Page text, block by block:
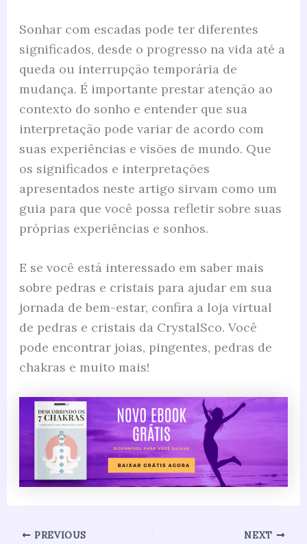
Sonhar com escadas pode ter diferentes
significados, desde o progresso na vida até a
queda ou interrupção temporária de
mudança. É importante prestar atenção ao
contexto do sonho e entender que sua
interpretação pode variar de acordo com
suas experiências e visões de mundo. Que
os significados e interpretações
apresentados neste artigo sirvam como um
guia para que você possa refletir sobre suas
próprias experiências e sonhos.
E se você está interessado em saber mais
sobre pedras e cristais para ajudar em sua
jornada de bem-estar, confira a loja virtual
de pedras e cristais da CrystalSco. Você
pode encontrar joias, pingentes, pedras de
chakras e muito mais!
PREVIOUS NEXT